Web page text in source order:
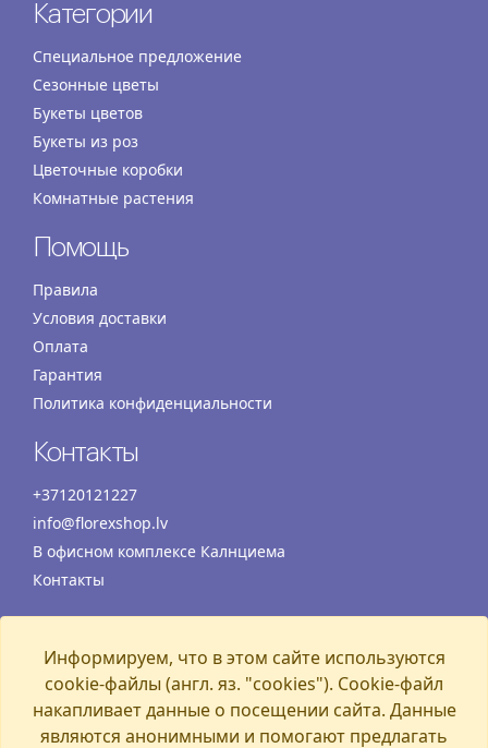
Категории
Специальное предложение
Сезонные цветы
Букеты цветов
Букеты из роз
Цветочные коробки
Комнатные растения
Помощь
Правила
Условия доставки
Оплата
Гарантия
Политика конфиденциальности
Контакты
+37120121227
info@florexshop.lv
В офисном комплексе Калнциема
Контакты
Понедельник
07:00 – 19:00
07:00 – 19:00
Среда
07:00 – 19:00
Информируем, что в этом сайте используются
cookie-файлы (англ. яз. "cookies"). Cookie-файл
накапливает данные о посещении сайта. Данные
являются анонимными и помогают предлагать